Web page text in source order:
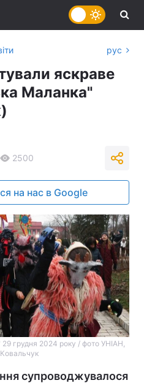
рус
яскраве
Маланка"
2500
на нас в Google
грудня 2024 року / фото УНІАН,
Ковальчук
супроводжувалося